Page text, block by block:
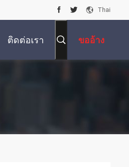
Thai
ติดต่อเรา ขออ้าง